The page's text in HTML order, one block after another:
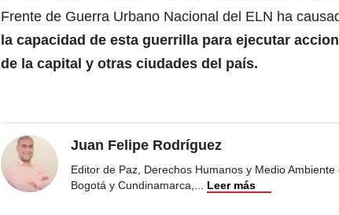
Frente de Guerra Urbano Nacional del ELN ha
la capacidad de esta guerrilla para ejecutar
de la capital y otras ciudades del país.
Juan Felipe Rodríguez
Editor de Paz, Derechos Humanos y Medio
Bogotá y Cundinamarca,... Leer más